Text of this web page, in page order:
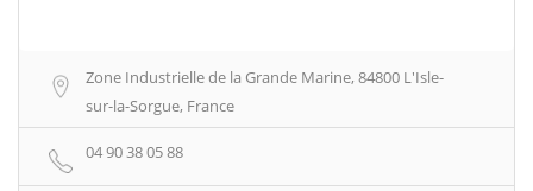
Zone Industrielle de la Grande Marine, 84800 L'Isle-
sur-la-Sorgue, France
04 90 38 05 88